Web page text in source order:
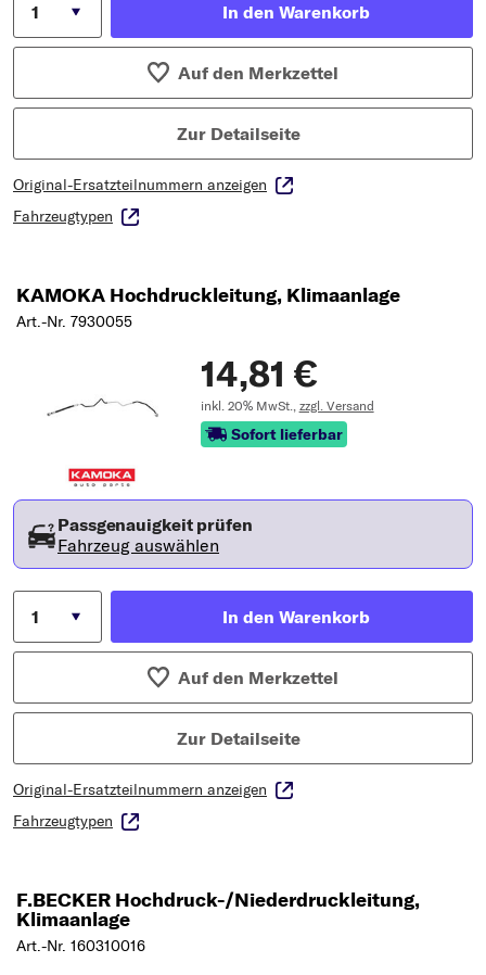
In den Warenkorb
Auf den Merkzettel
Zur Detailseite
Original-Ersatzteilnummern anzeigen
Fahrzeugtypen
KAMOKA Hochdruckleitung, Klimaanlage
Art.-Nr. 7930055
14,81 €
inkl. 20% MwSt., zzgl. Versand
Sofort lieferbar
Passgenauigkeit prüfen
Fahrzeug auswählen
In den Warenkorb
Auf den Merkzettel
Zur Detailseite
Original-Ersatzteilnummern anzeigen
Fahrzeugtypen
F.BECKER Hochdruck-/Niederdruckleitung,
Klimaanlage
Art.-Nr. 160310016